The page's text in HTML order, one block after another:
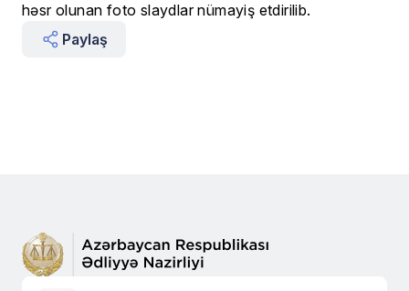
həsr olunan foto slaydlar nümayiş etdirilib.
Paylaş